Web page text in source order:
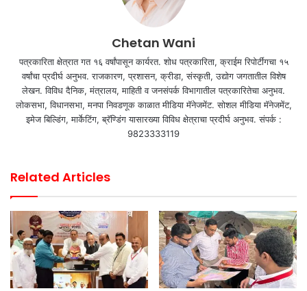
Chetan Wani
पत्रकारिता क्षेत्रात गत १६ वर्षांपासून कार्यरत. शोध पत्रकारिता, क्राईम रिपोर्टींगचा १५
वर्षांचा प्रदीर्घ अनुभव. राजकारण, प्रशासन, क्रीडा, संस्कृती, उद्योग जगतातील विशेष
लेखन. विविध दैनिक, मंत्रालय, माहिती व जनसंपर्क विभागातील पत्रकारितेचा अनुभव.
लोकसभा, विधानसभा, मनपा निवडणूक काळात मीडिया मॅनेजमेंट. सोशल मीडिया मॅनेजमेंट,
इमेज बिल्डिंग, मार्केटिंग, ब्रॅण्डिंग यासारख्या विविध क्षेत्राचा प्रदीर्घ अनुभव. संपर्क :
9823333119
Related Articles